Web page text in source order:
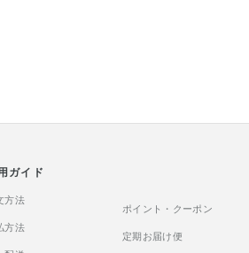
ガイド
方法
方法
ポイント・クーポン
定期お届け便